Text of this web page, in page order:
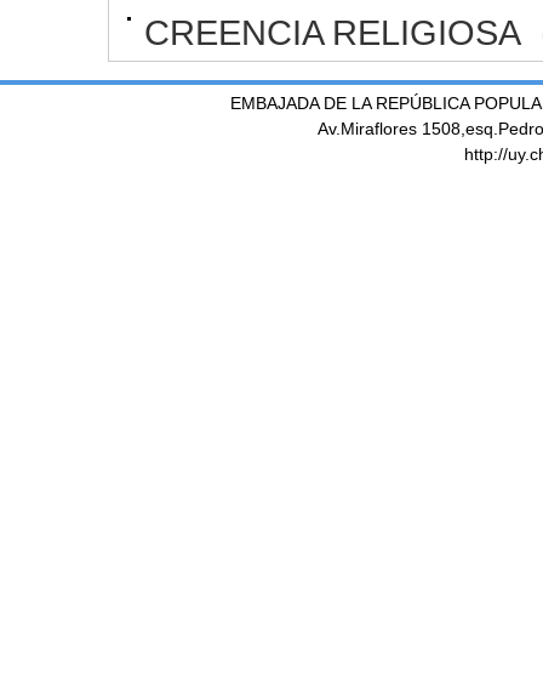
CREENCIA RELIGIOSA
EMBAJADA DE LA REPÚBLICA
Av.Miraflores
http://